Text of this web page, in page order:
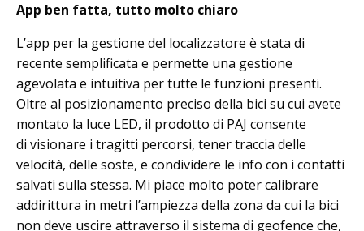
App ben fatta, tutto molto chiaro
L’app per la gestione del localizzatore è stata di
recente semplificata e permette una gestione
agevolata e intuitiva per tutte le funzioni presenti.
Oltre al posizionamento preciso della bici su cui avete
montato la luce LED, il prodotto di PAJ consente
di visionare i tragitti percorsi, tener traccia delle
velocità, delle soste, e condividere le info con i contatti
salvati sulla stessa. Mi piace molto poter calibrare
addirittura in metri l’ampiezza della zona da cui la bici
non deve uscire attraverso il sistema di geofence che,